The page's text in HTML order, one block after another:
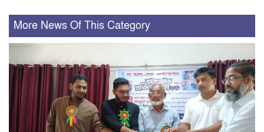
More News Of This Category